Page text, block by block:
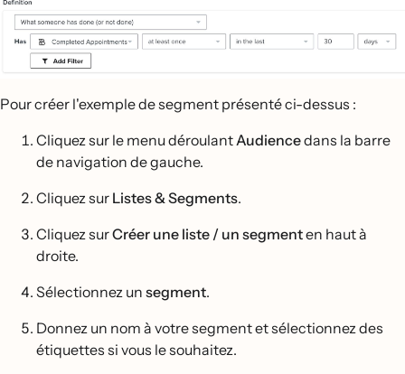
Pour créer l'exemple de segment présenté ci-dessus :
Cliquez sur le menu déroulant Audiencedans la barre
de navigation de gauche.
Cliquez sur Listes & Segments.
Cliquez surCréer une liste / un segmenten haut à
droite.
Sélectionnez un segment.
Donnez un nom à votre segment et sélectionnez des
étiquettes si vous le souhaitez.